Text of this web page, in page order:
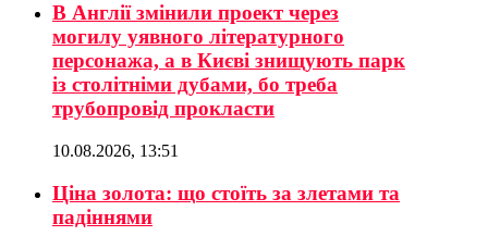
В Англії змінили проект через
могилу уявного літературного
персонажа, а в Києві знищують парк
із столітніми дубами, бо треба
трубопровід прокласти
10.08.2026, 13:51
Ціна золота: що стоїть за злетами та
падіннями